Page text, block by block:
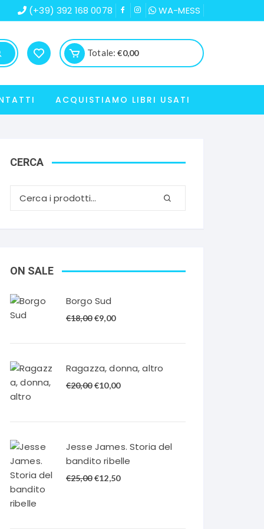
(+39) 392 168 0078 WA-MESS
Totale:€0,00
ACQUISTIAMO LIBRI USATI
CERCA
ON SALE
Borgo Sud
€18,00 Il
€18,00.
€9,00Il
€9,00.
Ragazza, donna, altro
€20,00 Il
€20,00.
€10,00Il
€10,00.
Jesse James. Storia del
bandito ribelle
€25,00 Il
€12,50Il